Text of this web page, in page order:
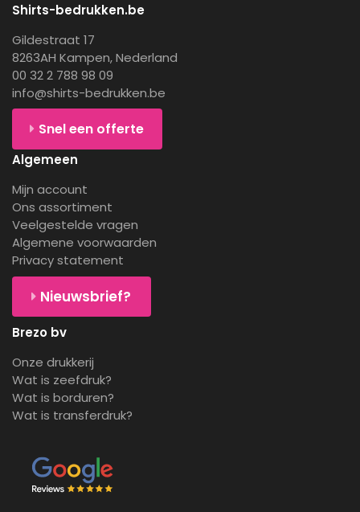
Shirts-bedrukken.be
Gildestraat 17
8263AH Kampen, Nederland
00 32 2 788 98 09
info@shirts-bedrukken.be
Snel een offerte
Algemeen
Mijn account
Ons assortiment
Veelgestelde vragen
Algemene voorwaarden
Privacy statement
Nieuwsbrief?
Brezo bv
Onze drukkerij
Wat is zeefdruk?
Wat is borduren?
Wat is transferdruk?